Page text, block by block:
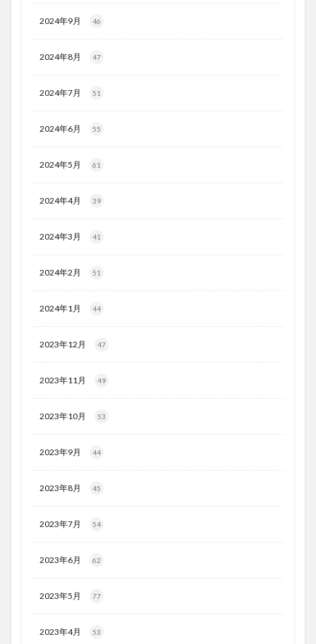
2024年9月 46
2024年8月 47
2024年7月 51
2024年6月 55
2024年5月 61
2024年4月 39
2024年3月 41
2024年2月 51
2024年1月 44
2023年12月 47
2023年11月 49
2023年10月 53
2023年9月 44
2023年8月 45
2023年7月 54
2023年6月 62
2023年5月 77
2023年4月 53